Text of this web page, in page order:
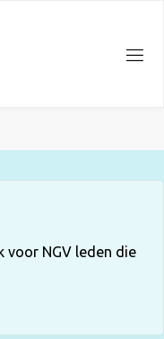
voor NGV leden die